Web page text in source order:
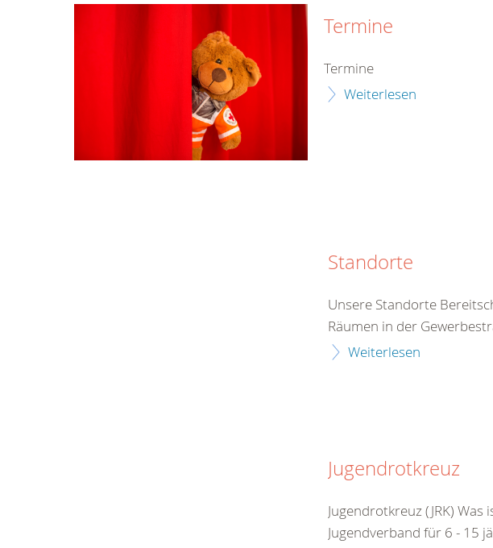
Termine
Termine
Weiterlesen
Standorte
Unsere Standorte
Räumen in der
Weiterlesen
Jugendrotkreuz
Jugendrotkreuz (JRK)
Jugendverband für 6 - 15